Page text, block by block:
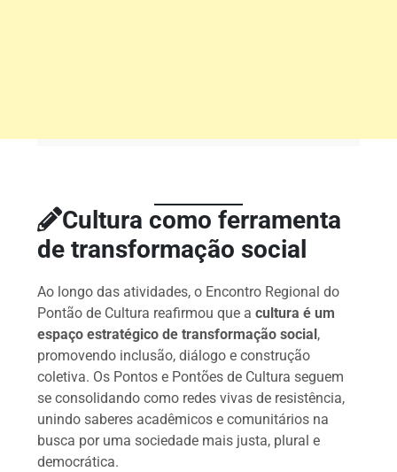
Cultura como ferramenta
de transformação social
Ao longo das atividades, o Encontro Regional do
Pontão de Cultura reafirmou que acultura é um
espaço estratégico de transformação social ,
promovendo inclusão, diálogo e construção
coletiva. Os Pontos e Pontões de Cultura seguem
se consolidando como redes vivas de resistência,
unindo saberes acadêmicos e comunitários na
busca por uma sociedade mais justa, plural e
democrática.